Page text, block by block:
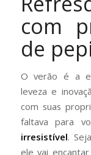
com
de
O verão é a
leveza e
com suas
faltava para
irresistível.
ele vai